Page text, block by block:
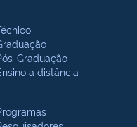
Graduação
a distância